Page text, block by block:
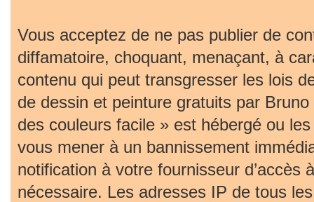
Vous acceptez de ne pas publier de
diffamatoire, choquant, menaçant, à
contenu qui peut transgresser les lois
de dessin et peinture gratuits par
des couleurs facile » est hébergé ou
vous mener à un bannissement
notification à votre fournisseur d’accès
nécessaire. Les adresses IP de tous